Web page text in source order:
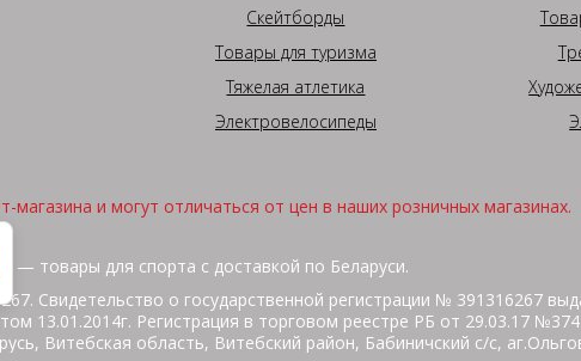
Скейтборды
Товары для туризма
Тяжелая атлетика
Электровелосипеды
и могут отличаться от цен в наших розничных магазинах.
— товары для спорта с доставкой по Беларуси.
Свидетельство о государственной регистрации № 391316267
13.01.2014г. Регистрация в торговом реестре РБ от 29.03.17
Витебская область, Витебский район, Бабиничский с/с,